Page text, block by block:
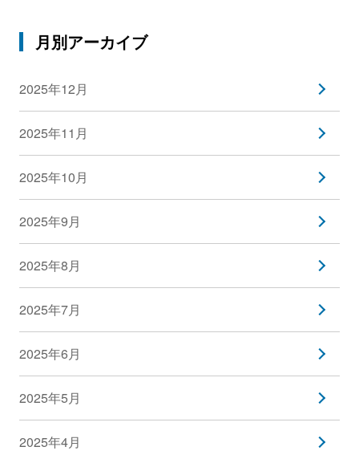
月別アーカイブ
2025年12月
2025年11月
2025年10月
2025年9月
2025年8月
2025年7月
2025年6月
2025年5月
2025年4月